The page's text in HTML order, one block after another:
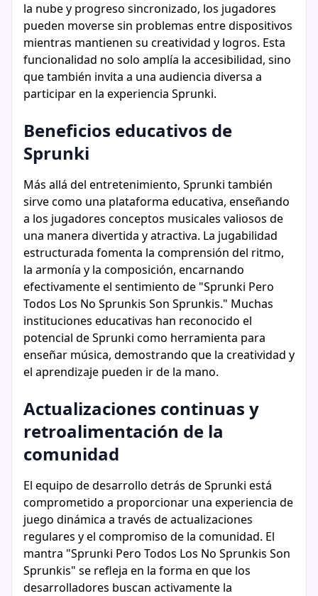
la nube y progreso sincronizado, los jugadores
pueden moverse sin problemas entre dispositivos
mientras mantienen su creatividad y logros. Esta
funcionalidad no solo amplía la accesibilidad, sino
que también invita a una audiencia diversa a
participar en la experiencia Sprunki.
Beneficios educativos de
Sprunki
Más allá del entretenimiento, Sprunki también
sirve como una plataforma educativa, enseñando
a los jugadores conceptos musicales valiosos de
una manera divertida y atractiva. La jugabilidad
estructurada fomenta la comprensión del ritmo,
la armonía y la composición, encarnando
efectivamente el sentimiento de "Sprunki Pero
Todos Los No Sprunkis Son Sprunkis." Muchas
instituciones educativas han reconocido el
potencial de Sprunki como herramienta para
enseñar música, demostrando que la creatividad y
el aprendizaje pueden ir de la mano.
Actualizaciones continuas y
retroalimentación de la
comunidad
El equipo de desarrollo detrás de Sprunki está
comprometido a proporcionar una experiencia de
juego dinámica a través de actualizaciones
regulares y el compromiso de la comunidad. El
mantra "Sprunki Pero Todos Los No Sprunkis Son
Sprunkis" se refleja en la forma en que los
desarrolladores buscan activamente la